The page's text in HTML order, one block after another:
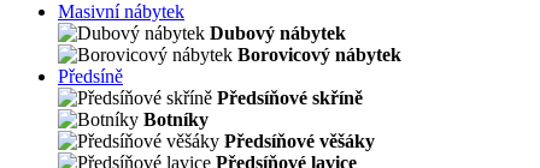
Masivní nábytek
Dubový nábytek
Borovicový nábytek
Předsíně
Předsíňové skříně
Botníky
Předsíňové věšáky
Předsíňové lavice